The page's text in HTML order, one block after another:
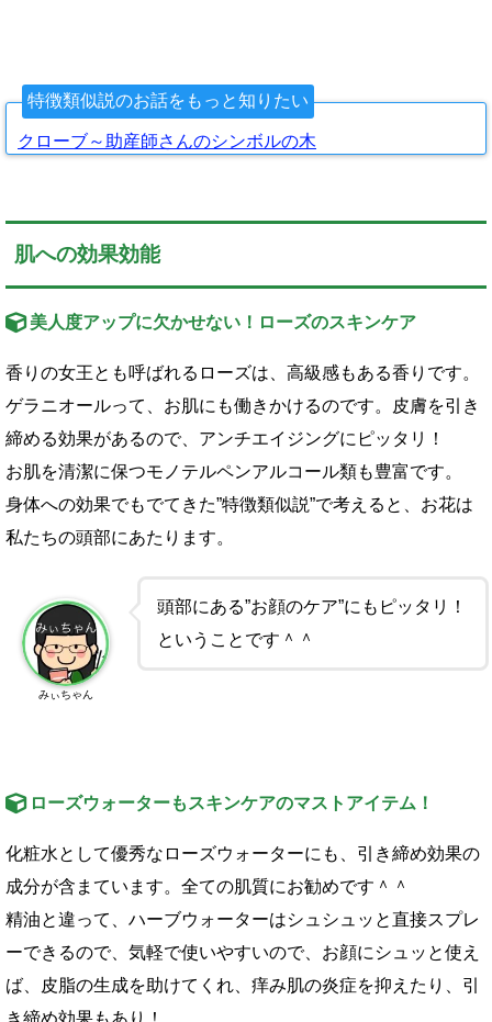
特徴類似説のお話をもっと知りたい
クローブ～助産師さんのシンボルの木
肌への効果効能
美人度アップに欠かせない！ローズのスキンケア
香りの女王とも呼ばれるローズは、高級感もある香りです。
ゲラニオールって、お肌にも働きかけるのです。皮膚を引き
締める効果があるので、アンチエイジングにピッタリ！
お肌を清潔に保つモノテルペンアルコール類も豊富です。
身体への効果でもでてきた”特徴類似説”で考えると、お花は
私たちの頭部にあたります。
頭部にある”お顔のケア”にもピッタリ！
ということです＾＾
みぃちゃん
ローズウォーターもスキンケアのマストアイテム！
化粧水として優秀なローズウォーターにも、引き締め効果の
成分が含まています。全ての肌質にお勧めです＾＾
精油と違って、ハーブウォーターはシュシュッと直接スプレ
ーできるので、気軽で使いやすいので、お顔にシュッと使え
ば、皮脂の生成を助けてくれ、痒み肌の炎症を抑えたり、引
き締め効果もあり！